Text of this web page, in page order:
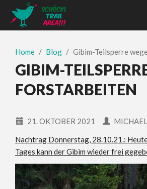
Home Blog Gibim-Teilsperre
GIBIM-
FORSTARBEITEN
21. OKTOBER 2021
Nachtrag Donnerstag, 28.10.21.:
Tages kann der Gibim wieder frei